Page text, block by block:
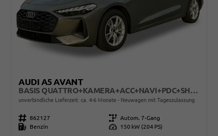
AUDI A5 AVANT
BASIS QUATTRO+KAMERA+ACC+NAVI+PDC+SHZ+EL. HECKKL.
unverbindliche Lieferzeit: ca. 4-6 Monate Neuwagen mit Tageszulassung
Fahrzeugnr. 862127 Getriebe Autom. 7-Gang
Kraftstoff
Benzin Leistung 150 kW (204 PS)